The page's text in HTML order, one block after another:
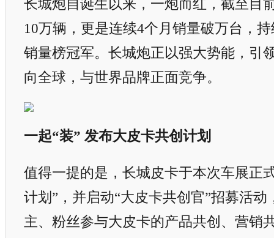
长城炮自诞生以来，一炮而红，截至目
10万辆，更是连续4个月销量破万台，
销量榜冠军。长城炮正以强大势能，引
向全球，与世界品牌正面竞争。
一起“装” 发布大皮卡共创计划
值得一提的是，长城皮卡于本次车展正
计划”，并启动“大皮卡共创官”招募活
主、粉丝参与大皮卡的产品共创、营销